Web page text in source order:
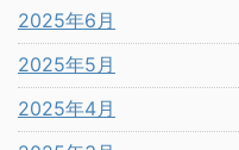
2025年6月
2025年5月
2025年4月